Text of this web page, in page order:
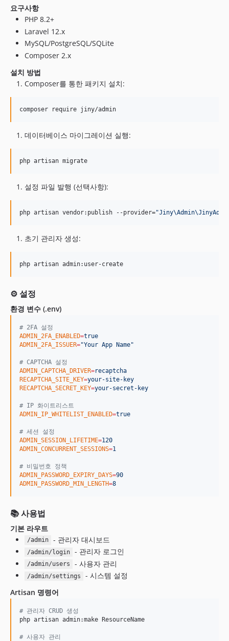
요구사항
PHP 8.2+
Laravel 12.x
MySQL/PostgreSQL/SQLite
Composer 2.x
설치 방법
Composer를 통한 패키지 설치:
composer require jiny/admin
데이터베이스 마이그레이션 실행:
php artisan migrate
설정 파일 발행 (선택사항):
php artisan vendor:publish --provider="
초기 관리자 생성:
php artisan admin:user-create
⚙️ 설정
환경 변수 (.env)
# 2FA 설정
ADMIN_2FA_ENABLED=true
ADMIN_2FA_ISSUER="Your App Name"
# CAPTCHA 설정
ADMIN_CAPTCHA_DRIVER=recaptcha
RECAPTCHA_SITE_KEY=your-site-key
RECAPTCHA_SECRET_KEY=your-secret-key
# IP 화이트리스트
ADMIN_IP_WHITELIST_ENABLED=true
# 세션 설정
ADMIN_SESSION_LIFETIME=120
ADMIN_CONCURRENT_SESSIONS=1
# 비밀번호 정책
ADMIN_PASSWORD_EXPIRY_DAYS=90
ADMIN_PASSWORD_MIN_LENGTH=8
📚 사용법
기본 라우트
/admin - 관리자 대시보드
/admin/login - 관리자 로그인
/admin/users - 사용자 관리
/admin/settings
- 시스템 설정
Artisan 명령어
# 관리자 CRUD 생성
php artisan admin:make ResourceName
# 사용자 관리